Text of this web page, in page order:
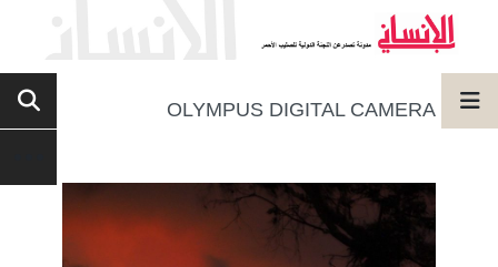
OLYMPUS DIGITAL CAMERA